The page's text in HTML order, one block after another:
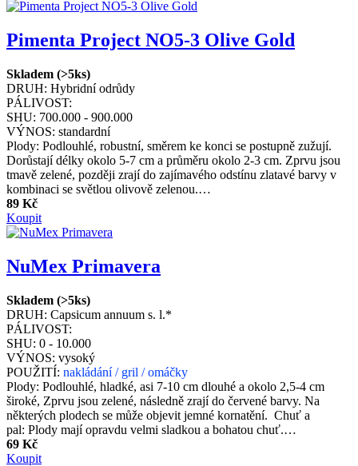
Pimenta Project NO5-3 Olive Gold
Skladem (>5ks)
DRUH: Hybridní odrůdy
PÁLIVOST:
SHU: 700.000 - 900.000
VÝNOS: standardní
Plody: Podlouhlé, robustní, směrem ke konci se postupně zužují.
Dorůstají délky okolo 5-7 cm a průměru okolo 2-3 cm. Zprvu jsou
tmavě zelené, později zrají do zajímavého odstínu zlatavé barvy v
kombinaci se světlou olivově zelenou.…
89 Kč
Koupit
NuMex Primavera
Skladem (>5ks)
DRUH: Capsicum annuum s. l.*
PÁLIVOST:
SHU: 0 - 10.000
VÝNOS: vysoký
POUŽITÍ: nakládání / gril / omáčky
Plody: Podlouhlé, hladké, asi 7-10 cm dlouhé a okolo 2,5-4 cm
široké, Zprvu jsou zelené, následně zrají do červené barvy. Na
některých plodech se může objevit jemné kornatění. Chuť a
pal: Plody mají opravdu velmi sladkou a bohatou chuť.…
69 Kč
Koupit